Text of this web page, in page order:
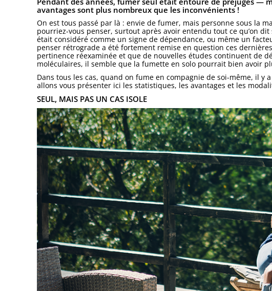
avantages sont plus nombreux que les inconvénients !
On est tous passé par là : envie de fumer, mais personne sous la
pourriez-vous penser, surtout après avoir entendu tout ce qu’on
était considéré comme un signe de dépendance, ou même un
penser rétrograde a été fortement remise en question ces
pertinence réexaminée et que de nouvelles études continuent de
moléculaires, il semble que la fumette en solo pourrait bien avoir
Dans tous les cas, quand on fume en compagnie de soi-même, il
allons vous présenter ici les statistiques, les avantages et les
SEUL, MAIS PAS UN CAS ISOLE